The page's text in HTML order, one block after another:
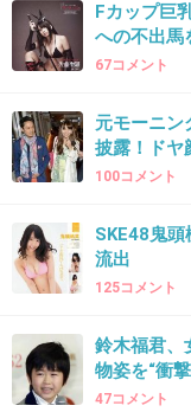
え、え……
19. 匿名 2013/05/06(月) 17:56:13
86年生まれか…
Fカップ巨
への不出馬
67コメント
元モーニン
披露！ドヤ
100コメント
SKE48鬼
流出
125コメント
鈴木福君、
物姿を“衝
47コメント